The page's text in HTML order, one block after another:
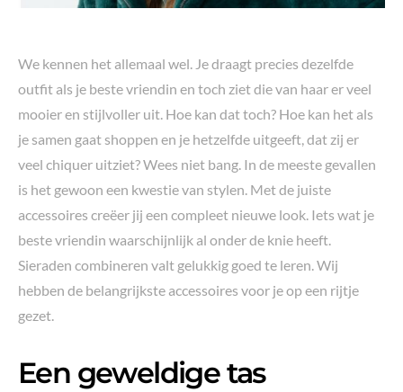
We kennen het allemaal wel. Je draagt precies dezelfde
outfit als je beste vriendin en toch ziet die van haar er veel
mooier en stijlvoller uit. Hoe kan dat toch? Hoe kan het als
je samen gaat shoppen en je hetzelfde uitgeeft, dat zij er
veel chiquer uitziet? Wees niet bang. In de meeste gevallen
is het gewoon een kwestie van stylen. Met de juiste
accessoires creëer jij een compleet nieuwe look. Iets wat je
beste vriendin waarschijnlijk al onder de knie heeft.
Sieraden combineren valt gelukkig goed te leren. Wij
hebben de belangrijkste accessoires voor je op een rijtje
gezet.
Een geweldige tas